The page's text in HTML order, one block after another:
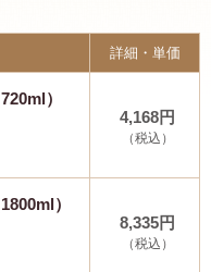
詳細・単価
）
4,168円
（税込）
）
8,335円
（税込）